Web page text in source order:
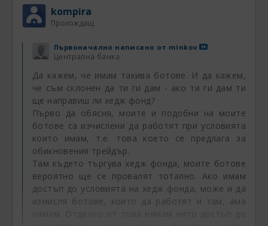
смисъл, че е много важно кой пуска дадена
статистическа информация и с каква цел
едно място, че от занимаващите се с
валутна търговия трейдъри близо 95
процента нямали стратегия за търгуване. А
в същото време навсякъде не спират да
пишат и повтарят, че без работеща
стратегия човек изобщо не трябва да се
надява на печали от форекса. Веднага се
запитах дали може да се вярва на тази
статистика и веднага си отговорих, че тя е
много манипулативна. Освен това аз имам
малко по-различен поглед върху нещата по
отношение на стратегията във форекса.
kompira
Прохождащ
Първоначално написано от minkov
Централна банка
Да кажем, че имам такива ботове. И да кажем,
че съм склонен да ти ги дам - ако ти ги дам ти
ще направиш ли хедж фонд?
Първо да обясня, моите и подобни на моите
ботове са изчислени да работят при условията
които имам, т.е. това което се предлага за
обикновения трейдър.
Там където търгува хедж фонда, моите ботове
вероятно ще се провалят тотално. Ако имам
достъп до условията на хедж фонда, може и да
измисля ботове, които да работят и там, ама